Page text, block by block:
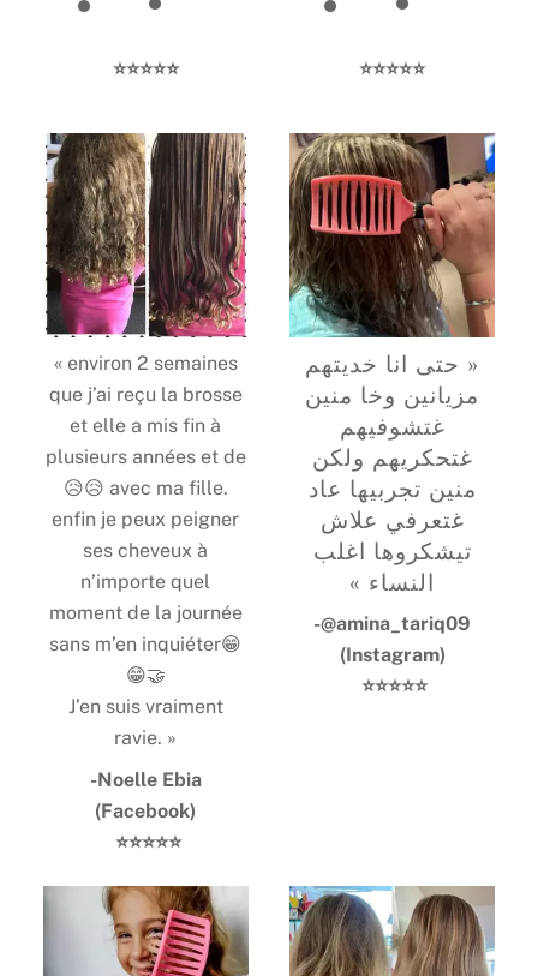
⭐️⭐️⭐️⭐️⭐️ ⭐️⭐️⭐️⭐️⭐️
« environ 2 semaines
que j’ai reçu la brosse
et elle a mis fin à
plusieurs années et de
😥😥 avec ma fille.
enfin je peux peigner
ses cheveux à
n’importe quel
moment de la journée
sans m’en inquiéter😁
😁🤝
J’en suis vraiment
ravie. »
-Noelle Ebia
(Facebook)
⭐️⭐️⭐️⭐️⭐️
« حتى انا خديتهم
مزيانين وخا منين
غتشوفيهم
غتحكريهم ولكن
منين تجربيها عاد
غتعرفي علاش
تيشكروها اغلب
النساء »
-@amina_tariq09
(Instagram)
⭐️⭐️⭐️⭐️⭐️